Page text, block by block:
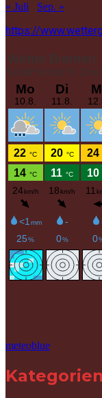
« Juli Sep. »
https://
meteoblue
Kategorien